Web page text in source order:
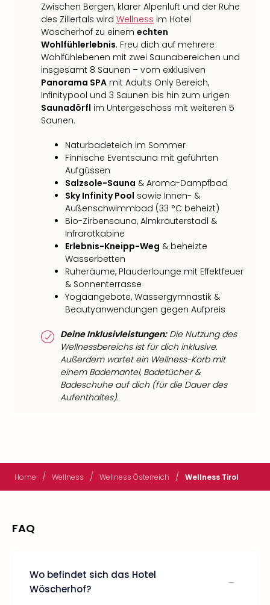
Zwischen Bergen, klarer Alpenluft und der Ruhe
des Zillertals wird Wellness im Hotel
Wöscherhof zu einem echten
Wohlfühlerlebnis. Freu dich auf mehrere
Wohlfühlebenen mit zwei Saunabereichen und
insgesamt 8 Saunen – vom exklusiven
Panorama SPA mit Adults Only Bereich,
Infinitypool und 3 Saunen bis hin zum urigen
Saunadörfl im Untergeschoss mit weiteren 5
Saunen.
Naturbadeteich im Sommer
Finnische Eventsauna mit geführten
Aufgüssen
Salzsole-Sauna & Aroma-Dampfbad
Sky Infinity Pool sowie Innen- &
Außenschwimmbad (33 °C beheizt)
Bio-Zirbensauna, Almkräuterstadl &
Infrarotkabine
Erlebnis-Kneipp-Weg & beheizte
Wasserbetten
Ruheräume, Plauderlounge mit Effektfeuer
& Sonnenterrasse
Yogaangebote, Wassergymnastik &
Beautyanwendungen gegen Aufpreis
Deine Inklusivleistungen:Die Nutzung des
Wellnessbereichs ist für dich inklusive.
Außerdem wartet ein Wellness-Korb mit
einem Bademantel, Badetücher &
Badeschuhe auf dich (für die Dauer des
Aufenthaltes).
Home / Wellness / Wellness Österreich / Wellness Tirol
FAQ
Wo befindet sich das Hotel
Wöscherhof?